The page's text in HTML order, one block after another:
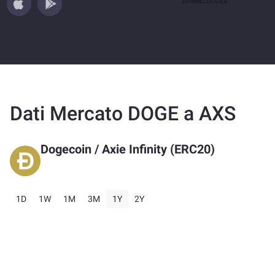
Dati Mercato DOGE a AXS
Dogecoin / Axie Infinity (ERC20)
1D 1W 1M 3M 1Y 2Y